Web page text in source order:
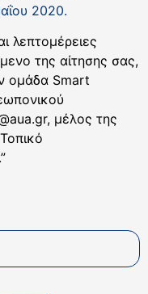
2020.
λεπτομέρειες
της αίτησης σας,
ομάδα Smart
μέλος της